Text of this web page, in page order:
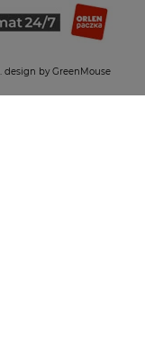
design by GreenMouse